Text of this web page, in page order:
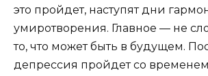
это пройдет, наступят дни
умиротворения. Главное — не
то, что может быть в будущем.
депрессия пройдет со